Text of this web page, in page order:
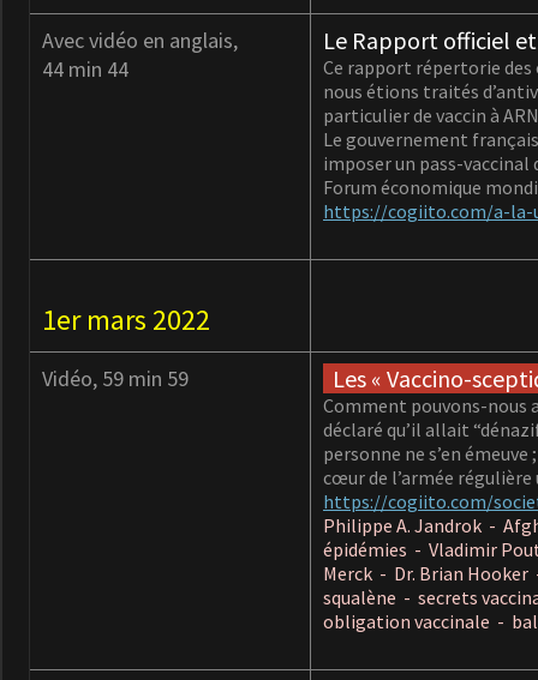
Avec vidéo en anglais,
44 min 44
Le Rapport officiel
Ce rapport répertorie des
nous étions traités
particulier de vaccin à
Le gouvernement
imposer un pass-vaccinal
Forum économique
https://cogiito.com/a-la-
1er mars 2022
Vidéo, 59 min 59 Les « Vaccino-
Comment pouvons-nous
déclaré qu’il allait
personne ne s’en
cœur de l’armée
https://cogiito.com/
Philippe A. Jandrok -
épidémies - Vladimir
Merck - Dr. Brian
squalène - secrets
obligation vaccinale -